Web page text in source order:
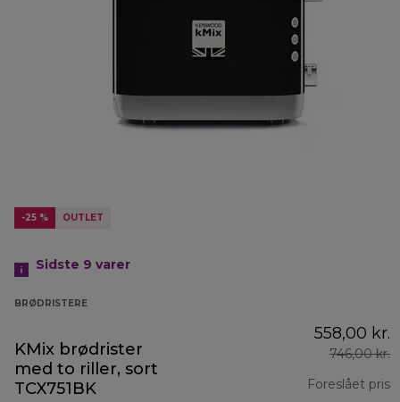
-25 % OUTLET
Sidste 9 varer
BRØDRISTERE
KMix brødrister
med to riller, sort
TCX751BK
558,00 kr.
746,00 kr.
Foreslået pris